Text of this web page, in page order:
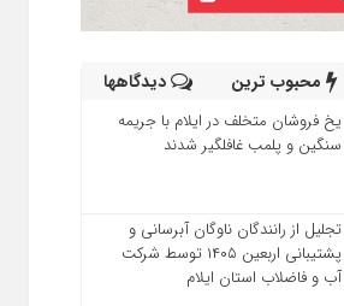
محبوب ترین دیدگاهها
یخ‌ فروشان متخلف در ایلام با جریمه
سنگین و پلمب غافلگیر شدند
تجلیل از رانندگان ناوگان آبرسانی و
پشتیبانی اربعین ۱۴۰۵ توسط شرکت
آب و فاضلاب استان ایلام